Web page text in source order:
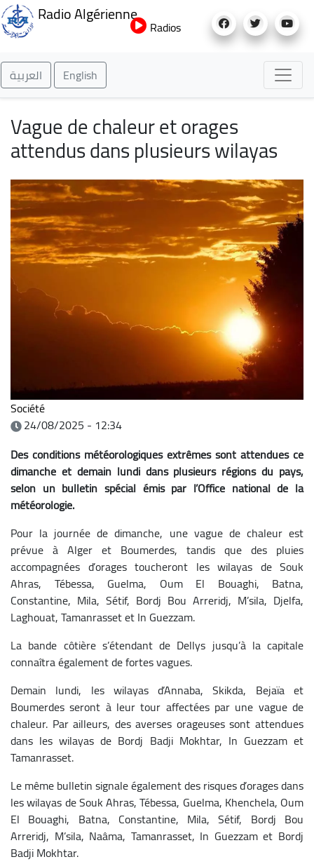
au
Radio Algérienne
Radios
العربية English
Vague de chaleur et orages
attendus dans plusieurs wilayas
Société
24/08/2025 - 12:34
Des conditions météorologiques extrêmes sont attendues ce
dimanche et demain lundi dans plusieurs régions du pays,
selon un bulletin spécial émis par l’Office national de la
météorologie.
Pour la journée de dimanche, une vague de chaleur est
prévue à Alger et Boumerdes, tandis que des pluies
accompagnées d’orages toucheront les wilayas de Souk
Ahras, Tébessa, Guelma, Oum El Bouaghi, Batna,
Constantine, Mila, Sétif, Bordj Bou Arreridj, M’sila, Djelfa,
Laghouat, Tamanrasset et In Guezzam.
La bande côtière s’étendant de Dellys jusqu’à la capitale
connaîtra également de fortes vagues.
Demain lundi, les wilayas d’Annaba, Skikda, Bejaïa et
Boumerdes seront à leur tour affectées par une vague de
chaleur. Par ailleurs, des averses orageuses sont attendues
dans les wilayas de Bordj Badji Mokhtar, In Guezzam et
Tamanrasset.
Le même bulletin signale également des risques d’orages dans
les wilayas de Souk Ahras, Tébessa, Guelma, Khenchela, Oum
El Bouaghi, Batna, Constantine, Mila, Sétif, Bordj Bou
Arreridj, M’sila, Naâma, Tamanrasset, In Guezzam et Bordj
Badji Mokhtar.